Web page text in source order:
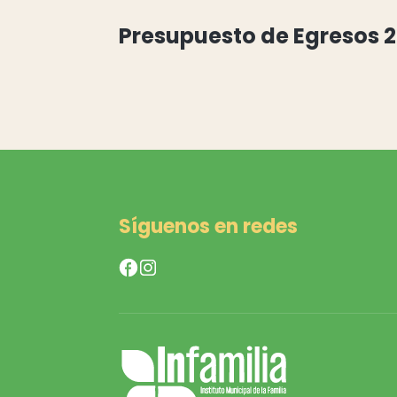
Presupuesto de Egresos
Síguenos en redes